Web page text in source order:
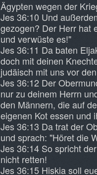
Ägypten wegen der
Jes 36:10 Und
gezogen? Der Herr hat
und verwüste es!"
Jes 36:11 Da baten
doch mit deinen
judäisch mit uns vor
Jes 36:12 Der
nur zu deinem Herrn
den Männern, die auf
eigenen Kot essen und
Jes 36:13 Da trat der
und sprach: "Höret die
Jes 36:14 So spricht
nicht retten!
Jes 36:15 Hiskia soll